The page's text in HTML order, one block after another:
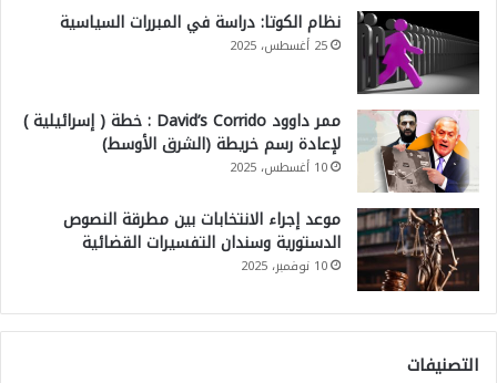
نظام الكوتا: دراسة في المبررات السياسية
25 أغسطس، 2025
ممر داوود David’s Corrido : خطة ( إسرائيلية )
لإعادة رسم خريطة (الشرق الأوسط)
10 أغسطس، 2025
موعد إجراء الانتخابات بين مطرقة النصوص
الدستورية وسندان التفسيرات القضائية
10 نوفمبر، 2025
التصنيفات